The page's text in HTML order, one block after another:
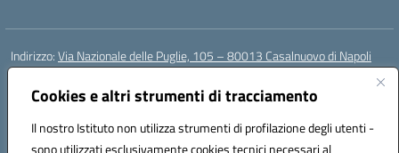
Cookies e altri strumenti di tracciamento
Il nostro Istituto non utilizza strumenti di profilazione degli utenti -
sono utilizzati esclusivamente cookies tecnici necessari al
Indirizzo:Via Nazionale delle Puglie, 105 – 80013 Casalnuovo di Napoli
Centralino:
Email:naee32300a@istruzione.it
Codice fiscale: 93007720639